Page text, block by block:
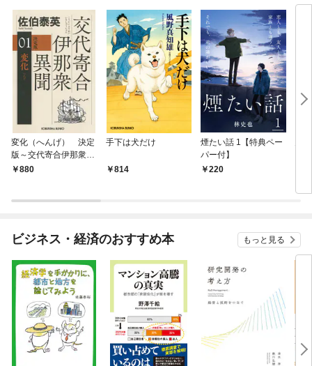
変化（へんげ） 決定
版～交代寄合伊那衆異
聞（1）～
880
手下は犬だけ
814
煙たい話 1【特典ペー
パー付】
220
ビジネス・経済のおすすめ本 もっと見る